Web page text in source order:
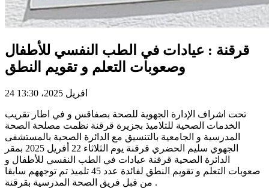
قرقنة : عيادات في الطب النفسي للأطفال
وصعوبات التعلم و تقويم النطق
24 افريل 2025، 13:30
تحت اشراف الإدارة الجهوية للصحة بصفاقس و في اطار تقريب
الخدمات الصحية للتلاميذ بجزيرة قرقنة نظمت مصلحة الصحة
المدرسية و الجامعية بالتنسيق مع الدائرة الصحية بالمستشفى
الجهوي سليم الحضري قرقنة يوم الثلاثاء 22 أفريل 2025 بمقر
الدائرة الصحية قرقنة عيادات في الطب النفسي للأطفال و
صعوبات التعلم و تقويم النطق لفائدة عدد 45 تلميذ تم توجههم سابقا
من قبل فريق الصحة المدرسية بقرقنة .